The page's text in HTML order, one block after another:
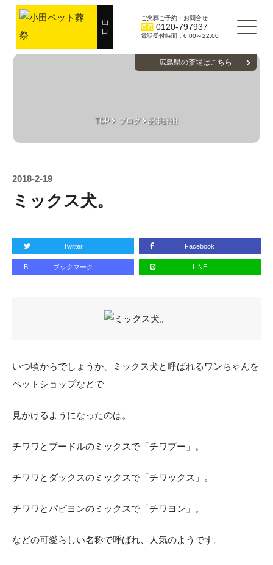
山
口
ご火葬ご予約・お問合せ
0120-797937
電話受付時間：6:00～22:00
広島県の斎場はこちら
TOP ブログ 記事詳細
2018-2-19
ミックス犬。
Twitter Facebook
B! ブックマーク LINE
いつ頃からでしょうか、ミックス犬と呼ばれるワンちゃんを
ペットショップなどで
見かけるようになったのは。
チワワとプードルのミックスで「チワプー」。
チワワとダックスのミックスで「チワックス」。
チワワとパピヨンのミックスで「チワヨン」。
などの可愛らしい名称で呼ばれ、人気のようです。